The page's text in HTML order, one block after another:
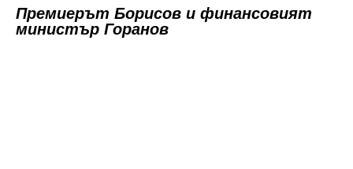
Премиерът Борисов и финансовият
министър Горанов